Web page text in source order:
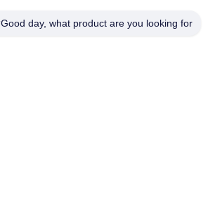
Good day, what product are you looking for?